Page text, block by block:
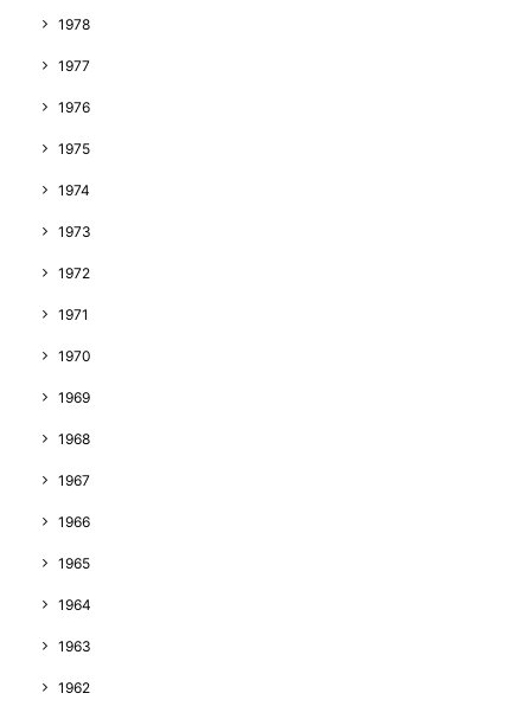
1978
1977
1976
1975
1974
1973
1972
1971
1970
1969
1968
1967
1966
1965
1964
1963
1962